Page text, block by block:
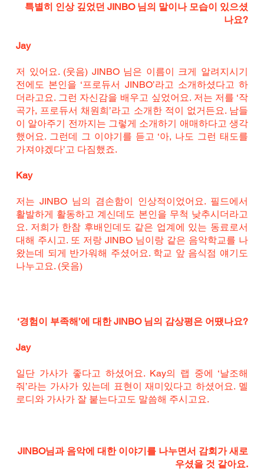
특별히 인상 깊었던 JINBO 님의 말이나 모습이 있으셨
나요?
Jay
저 있어요. (웃음) JINBO 님은 이름이 크게 알려지시기
전에도 본인을 ‘프로듀서 JINBO’라고 소개하셨다고 하
더라고요. 그런 자신감을 배우고 싶었어요. 저는 저를 ‘작
곡가, 프로듀서 채원희’라고 소개한 적이 없거든요. 남들
이 알아주기 전까지는 그렇게 소개하기 애매하다고 생각
했어요. 그런데 그 이야기를 듣고 ‘아, 나도 그런 태도를
가져야겠다’고 다짐했죠.
Kay
저는 JINBO 님의 겸손함이 인상적이었어요. 필드에서
활발하게 활동하고 계신데도 본인을 무척 낮추시더라고
요. 저희가 한참 후배인데도 같은 업계에 있는 동료로서
대해 주시고. 또 저랑 JINBO 님이랑 같은 음악학교를 나
왔는데 되게 반가워해 주셨어요. 학교 앞 음식점 얘기도
나누고요. (웃음)
‘경험이 부족해’에 대한 JINBO 님의 감상평은 어땠나요?
Jay
일단 가사가 좋다고 하셨어요. Kay의 랩 중에 ‘날조해
줘’라는 가사가 있는데 표현이 재미있다고 하셨어요. 멜
로디와 가사가 잘 붙는다고도 말씀해 주시고요.
JINBO님과 음악에 대한 이야기를 나누면서 감회가 새로
우셨을 것 같아요.